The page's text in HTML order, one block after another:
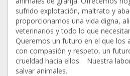
sufrido explotación, maltrato y
proporcionamos una vida digna,
veterinarios y todo lo que
Queremos un futuro en el que los
con compasión y respeto, un
crueldad hacia ellos. Nuestra
salvar animales.